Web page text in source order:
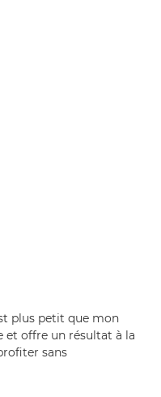
plus petit que mon
et offre un résultat à la
sans